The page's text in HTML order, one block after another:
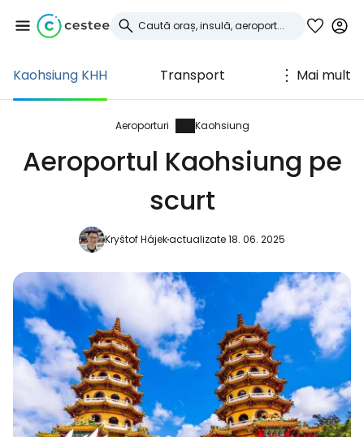
Kaohsiung KHH Transport Mai mult
Aeroporturi Kaohsiung
Aeroportul Kaohsiung pe
scurt
Kryštof Hájekactualizate 18. 06. 2025
Conectați-vă la
Cestee
... comunitatea mondială a călătorilor
Continuați cu Facebook
Continuați cu e-mailul